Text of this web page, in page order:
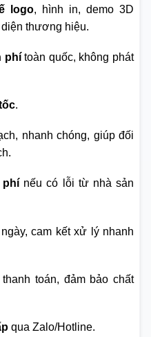
logo, hình in, demo 3D
thương hiệu.
phítoàn quốc, không phát
.
nhanh chóng, giúp đối
phí nếu có lỗi từ nhà sản
cam kết xử lý nhanh
toán, đảm bảo chất
qua Zalo/Hotline.